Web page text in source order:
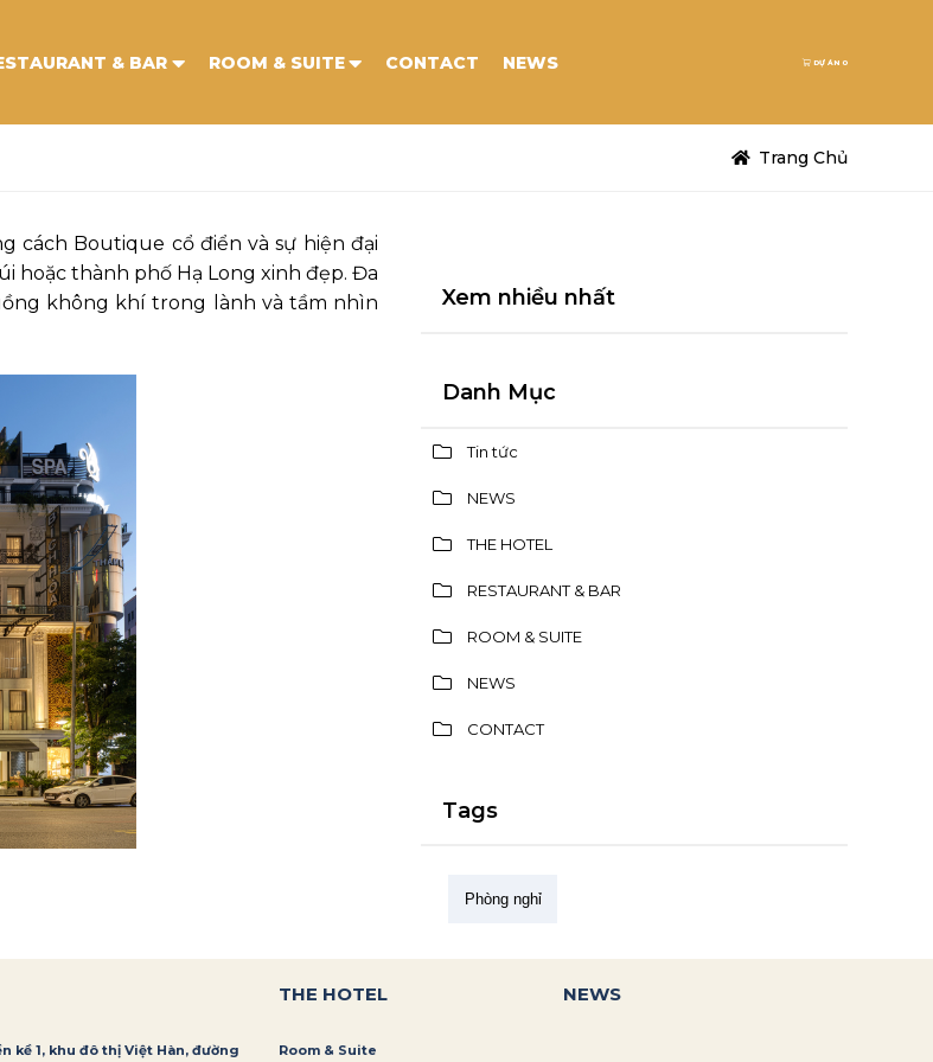
& BAR ROOM & SUITE CONTACT NEWS DỰ ÁN 0
Trang Chủ
cách Boutique cổ điển và sự hiện đại
hoặc thành phố Hạ Long xinh đẹp. Đa
không khí trong lành và tầm nhìn
Xem nhiều nhất
Danh Mục
Tin tức
NEWS
THE HOTEL
RESTAURANT & BAR
ROOM & SUITE
NEWS
CONTACT
Tags
Phòng nghỉ
kề 1, khu đô thị Việt Hàn, đường
THE HOTEL
Room & Suite
NEWS